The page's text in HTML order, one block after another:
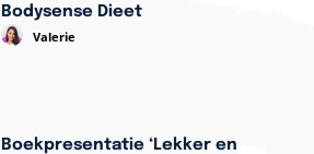
Bodysense Dieet
Valerie
Boekpresentatie ‘Lekker en